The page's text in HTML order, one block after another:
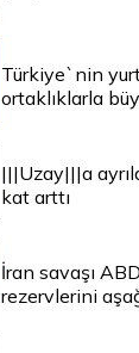
Türkiye`nin yurt
ortaklıklarla
|||Uzay|||a
kat arttı
İran savaşı
rezervlerini